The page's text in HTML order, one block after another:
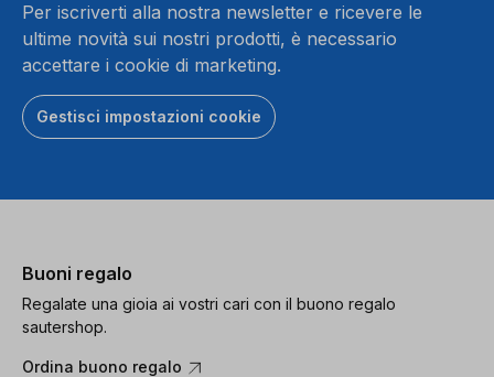
Per iscriverti alla nostra newsletter e ricevere le
ultime novità sui nostri prodotti, è necessario
accettare i cookie di marketing.
Gestisci impostazioni cookie
Buoni regalo
Regalate una gioia ai vostri cari con il buono regalo
sautershop.
Ordina buono regalo